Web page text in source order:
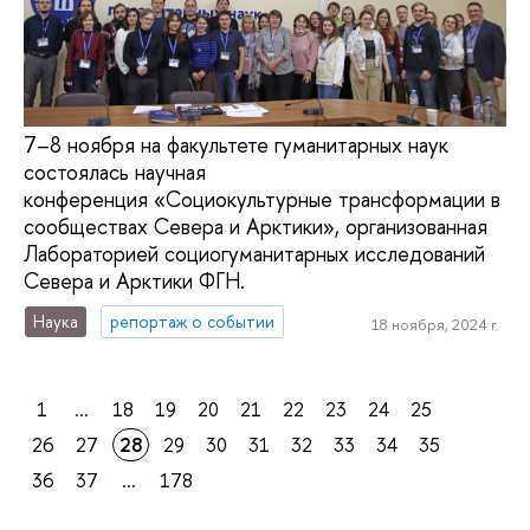
7–8 ноября на факультете гуманитарных наук
состоялась научная
конференция «Социокультурные трансформации в
сообществах Севера и Арктики», организованная
Лабораторией социогуманитарных исследований
Севера и Арктики ФГН.
Наука репортаж о событии 18 ноября, 2024 г.
1 ... 18 19 20 21 22 23 24
25
26
27 28 29 30 31 32 33 34
35
36
37 ... 178